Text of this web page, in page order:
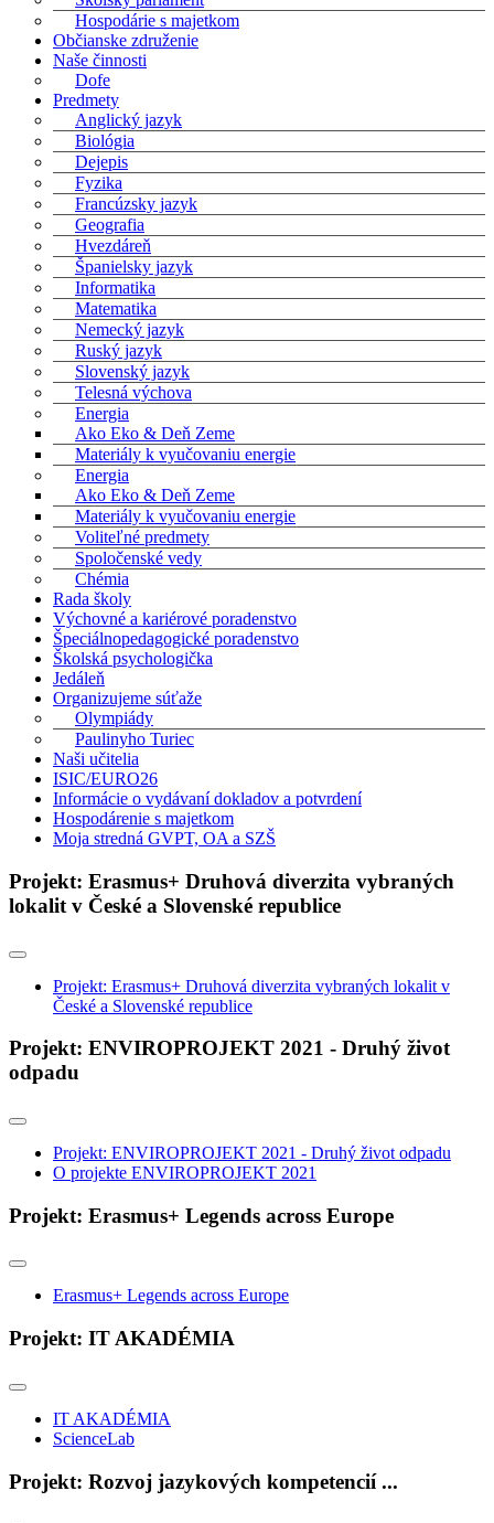
Hospodárie s majetkom
Občianske združenie
Naše činnosti
Dofe
Predmety
Anglický jazyk
Biológia
Dejepis
Fyzika
Francúzsky jazyk
Geografia
Hvezdáreň
Španielsky jazyk
Informatika
Matematika
Nemecký jazyk
Ruský jazyk
Slovenský jazyk
Telesná výchova
Energia
Ako Eko & Deň Zeme
Materiály k vyučovaniu energie
Energia
Ako Eko & Deň Zeme
Materiály k vyučovaniu energie
Voliteľné predmety
Spoločenské vedy
Chémia
Rada školy
Výchovné a kariérové poradenstvo
Špeciálnopedagogické poradenstvo
Školská psychologička
Jedáleň
Organizujeme súťaže
Olympiády
Paulinyho Turiec
Naši učitelia
ISIC/EURO26
Informácie o vydávaní dokladov a potvrdení
Hospodárenie s majetkom
Moja stredná GVPT, OA a SZŠ
Projekt: Erasmus+ Druhová diverzita vybraných
lokalit v České a Slovenské republice
Projekt: Erasmus+ Druhová diverzita vybraných lokalit v
České a Slovenské republice
Projekt: ENVIROPROJEKT 2021 - Druhý život
odpadu
Projekt: ENVIROPROJEKT 2021 - Druhý život odpadu
O projekte ENVIROPROJEKT 2021
Projekt: Erasmus+ Legends across Europe
Erasmus+ Legends across Europe
Projekt: IT AKADÉMIA
IT AKADÉMIA
ScienceLab
Projekt: Rozvoj jazykových kompetencií ...